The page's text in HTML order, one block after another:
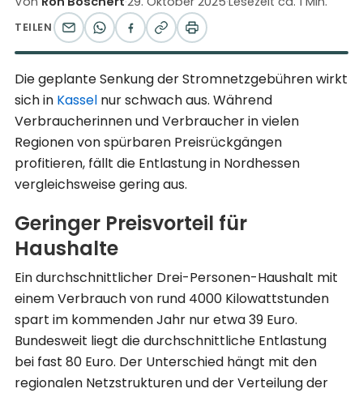
TEILEN
Die geplante Senkung der Stromnetzgebühren wirkt
sich in Kassel nur schwach aus. Während
Verbraucherinnen und Verbraucher in vielen
Regionen von spürbaren Preisrückgängen
profitieren, fällt die Entlastung in Nordhessen
vergleichsweise gering aus.
Geringer Preisvorteil für
Haushalte
Ein durchschnittlicher Drei-Personen-Haushalt mit
einem Verbrauch von rund 4000 Kilowattstunden
spart im kommenden Jahr nur etwa 39 Euro.
Bundesweit liegt die durchschnittliche Entlastung
bei fast 80 Euro. Der Unterschied hängt mit den
regionalen Netzstrukturen und der Verteilung der